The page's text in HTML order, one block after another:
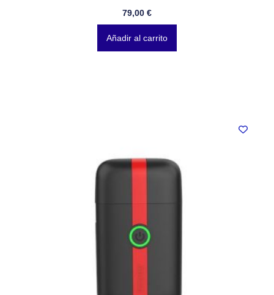
79,00 €
Añadir al carrito